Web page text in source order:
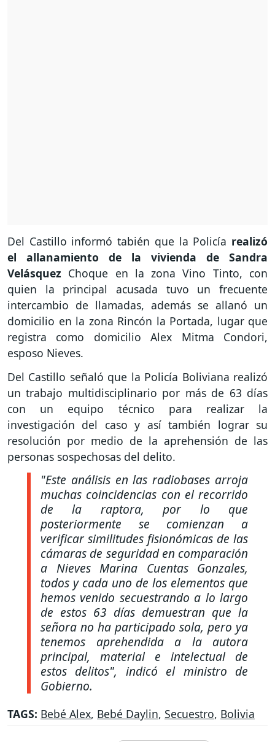
Del Castillo informó tabién que la Policía realizó
el allanamiento de la vivienda de Sandra
Velásquez Choque en la zona Vino Tinto, con
quien la principal acusada tuvo un frecuente
intercambio de llamadas, además se allanó un
domicilio en la zona Rincón la Portada, lugar que
registra como domicilio Alex Mitma Condori,
esposo Nieves.
Del Castillo señaló que la Policía Boliviana realizó
un trabajo multidisciplinario por más de 63 días
con un equipo técnico para realizar la
investigación del caso y así también lograr su
resolución por medio de la aprehensión de las
personas sospechosas del delito.
"Este análisis en las radiobases arroja
muchas coincidencias con el recorrido
de la raptora, por lo que
posteriormente se comienzan a
verificar similitudes fisionómicas de las
cámaras de seguridad en comparación
a Nieves Marina Cuentas Gonzales,
todos y cada uno de los elementos que
hemos venido secuestrando a lo largo
de estos 63 días demuestran que la
señora no ha participado sola, pero ya
tenemos aprehendida a la autora
principal, material e intelectual de
estos delitos", indicó el ministro de
Gobierno.
TAGS: Bebé Alex, Bebé Daylin, Secuestro, Bolivia